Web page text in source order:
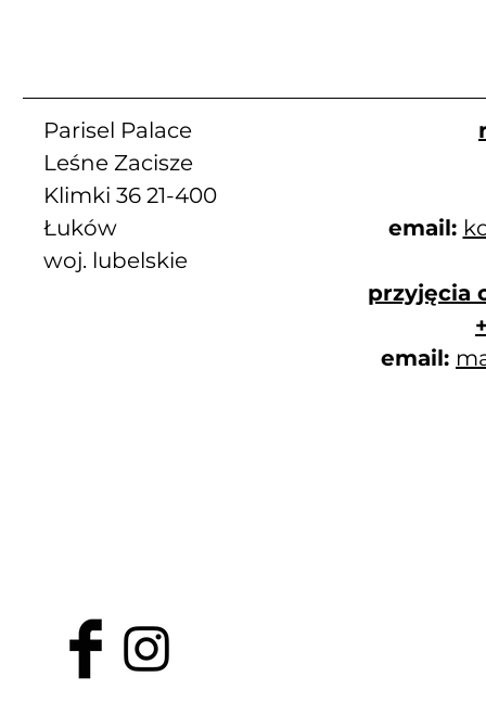
Parisel Palace
Leśne Zacisze
Klimki 36 21-400
Łuków
woj. lubelskie
email:
przyjęcia
email: